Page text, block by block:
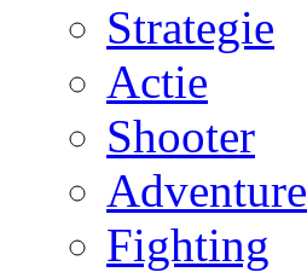
Strategie
Actie
Shooter
Adventure
Fighting